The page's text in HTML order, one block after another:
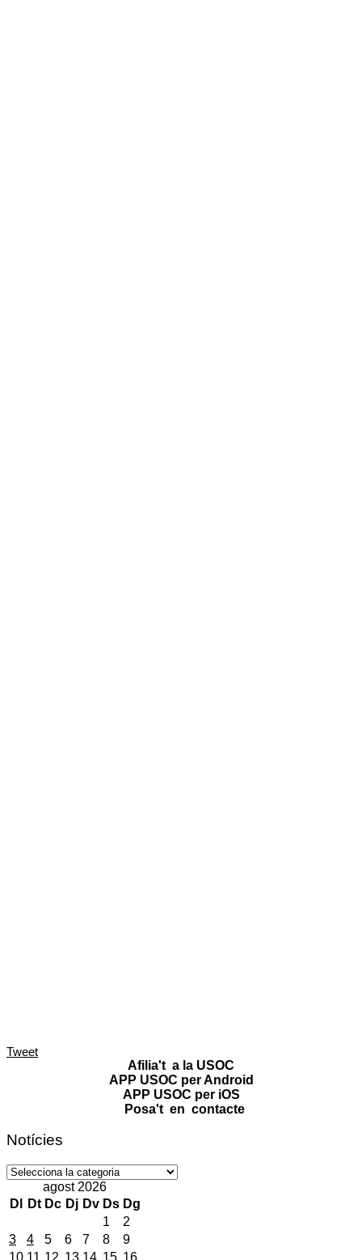
Tweet
Afilia't a la USOC
APP USOC per Android
APP USOC per iOS
Posa't en contacte
Notícies
Notícies
agost 2026
Dl
Dt Dc Dj Dv Ds Dg
1
2
3
4 5 6 7 8
9
10 11 12 13 14 15 16